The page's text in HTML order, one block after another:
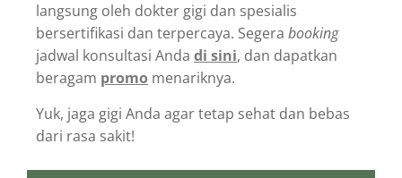
langsung oleh dokter gigi dan spesialis
bersertifikasi dan terpercaya. Segera booking
jadwal konsultasi Anda di sini, dan dapatkan
beragam promo menariknya.
Yuk, jaga gigi Anda agar tetap sehat dan bebas
dari rasa sakit!